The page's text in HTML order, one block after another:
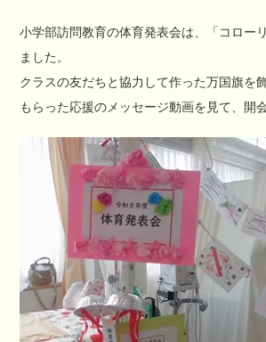
小学部訪問教育の体育発表会は、「コロー
ました。
クラスの友だちと協力して作った万国旗を
もらった応援のメッセージ動画を見て、開会